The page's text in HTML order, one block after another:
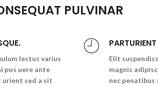
PULVINAR
lectus varius
pos uere ante
urient sed a sit
Elit
magnis
nec penatibus